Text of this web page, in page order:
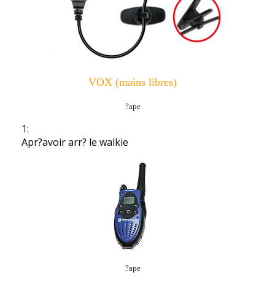
VOX (mains libres)
?ape
1:
Apr?avoir arr? le walkie
?ape